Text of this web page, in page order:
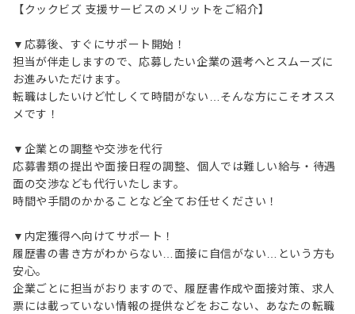
【クックビズ 支援サービスのメリットをご紹介】
▼応募後、すぐにサポート開始！
担当が伴走しますので、応募したい企業の選考へとスムーズに
お進みいただけます。
転職はしたいけど忙しくて時間がない…そんな方にこそオスス
メです！
▼企業との調整や交渉を代行
応募書類の提出や面接日程の調整、個人では難しい給与・待遇
面の交渉なども代行いたします。
時間や手間のかかることなど全てお任せください！
▼内定獲得へ向けてサポート！
履歴書の書き方がわからない…面接に自信がない…という方も
安心。
企業ごとに担当がおりますので、履歴書作成や面接対策、求人
票には載っていない情報の提供などをおこない、あなたの転職